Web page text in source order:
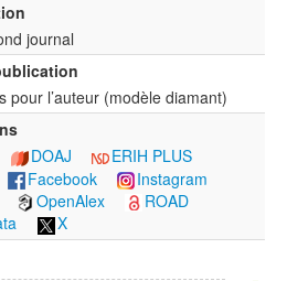
journal
pour l’auteur (modèle diamant)
DOAJ
ERIH PLUS
Facebook
Instagram
OpenAlex
ROAD
X